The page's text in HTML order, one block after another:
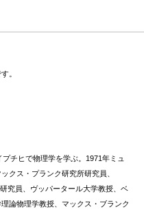
。
チヒで物理学を学ぶ。1971年ミュ
クス・プランク研究所研究員、
究員、ヴッパータール大学教授、ベ
論物理学教授、マックス・ブランク